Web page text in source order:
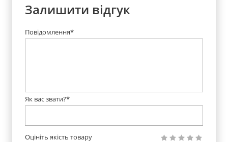
Залишити відгук
Повідомлення*
Як вас звати?*
Оцініть якість товару